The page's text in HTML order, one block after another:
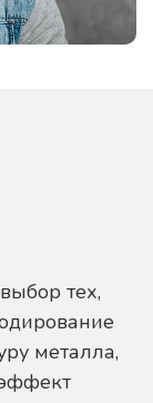
тех,
металла,